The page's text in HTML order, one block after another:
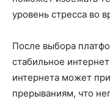
уровень стресса во
После выбора
стабильное
интернета может
прерываниям, что